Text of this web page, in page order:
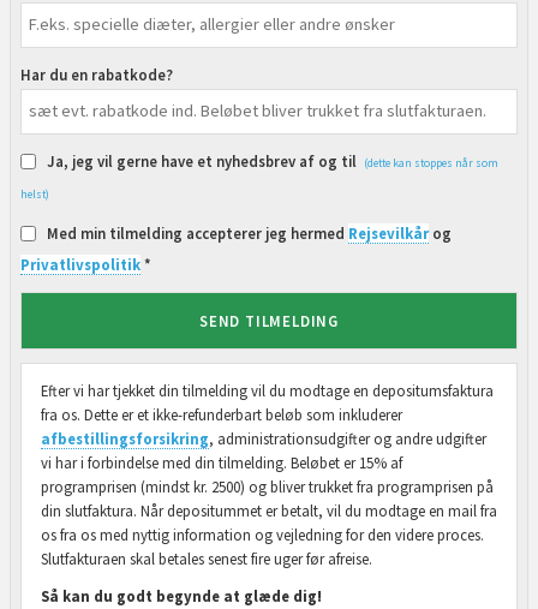
Har du en rabatkode?
Ja, jeg vil gerne have et nyhedsbrev af og til (dette kan stoppes når som
helst)
Med min tilmelding accepterer jeg hermed Rejsevilkårog
Privatlivspolitik*
SEND TILMELDING
Efter vi har tjekket din tilmelding vil du modtage en depositumsfaktura
fra os. Dette er et ikke-refunderbart beløb som inkluderer
afbestillingsforsikring, administrationsudgifter og andre udgifter
vi har i forbindelse med din tilmelding. Beløbet er 15% af
programprisen (mindst kr. 2500) og bliver trukket fra programprisen på
din slutfaktura. Når depositummet er betalt, vil du modtage en mail fra
os fra os med nyttig information og vejledning for den videre proces.
Slutfakturaen skal betales senest fire uger før afreise.
Så kan du godt begynde at glæde dig!